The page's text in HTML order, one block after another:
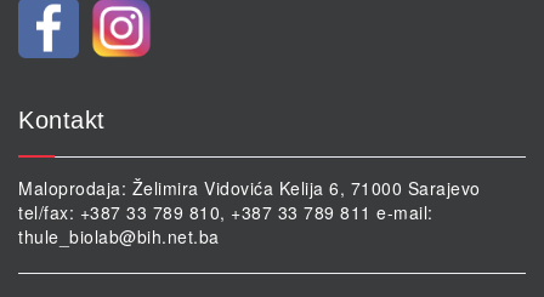
Kontakt
Maloprodaja: Želimira Vidovića Kelija 6, 71000 Sarajevo
tel/fax: +387 33 789 810, +387 33 789 811 e-mail:
thule_biolab@bih.net.ba